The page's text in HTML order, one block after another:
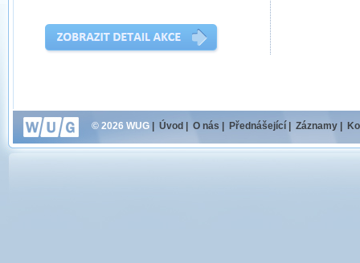
© 2026 WUG Úvod O nás Přednášející Záznamy